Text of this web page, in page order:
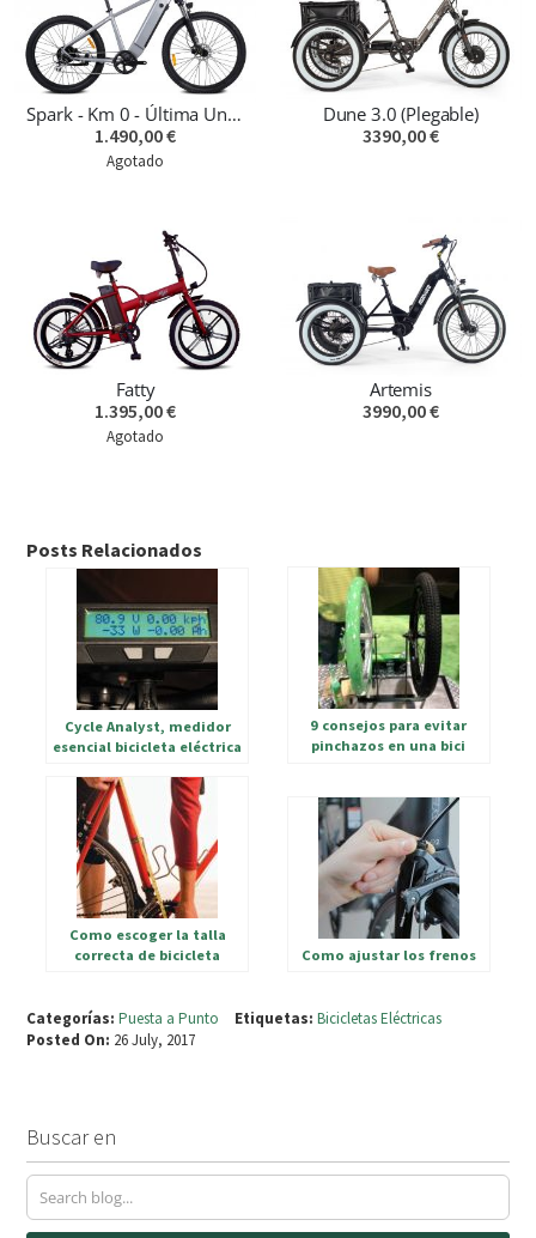
Spark - Km 0 - Última Unidad
1.490,00 €
Agotado
Dune 3.0 (Plegable)
3390,00 €
Fatty
1.395,00 €
Agotado
Artemis
3990,00 €
Posts Relacionados
Cycle Analyst, medidor
esencial bicicleta eléctrica
9 consejos para evitar
pinchazos en una bici
Como escoger la talla
correcta de bicicleta
Como ajustar los frenos
Categorías: Puesta a Punto Etiquetas: Bicicletas Eléctricas
Posted On: 26 July, 2017
Buscar en